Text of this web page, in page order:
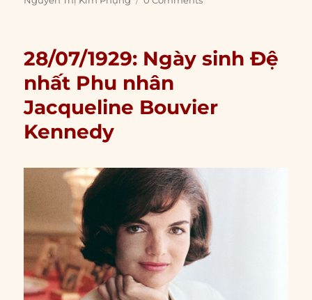
28/07/1929: Ngày sinh Đệ
nhất Phu nhân
Jacqueline Bouvier
Kennedy